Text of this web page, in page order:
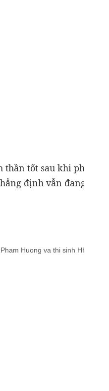
thần tốt sau khi phủ
định vẫn đang tự